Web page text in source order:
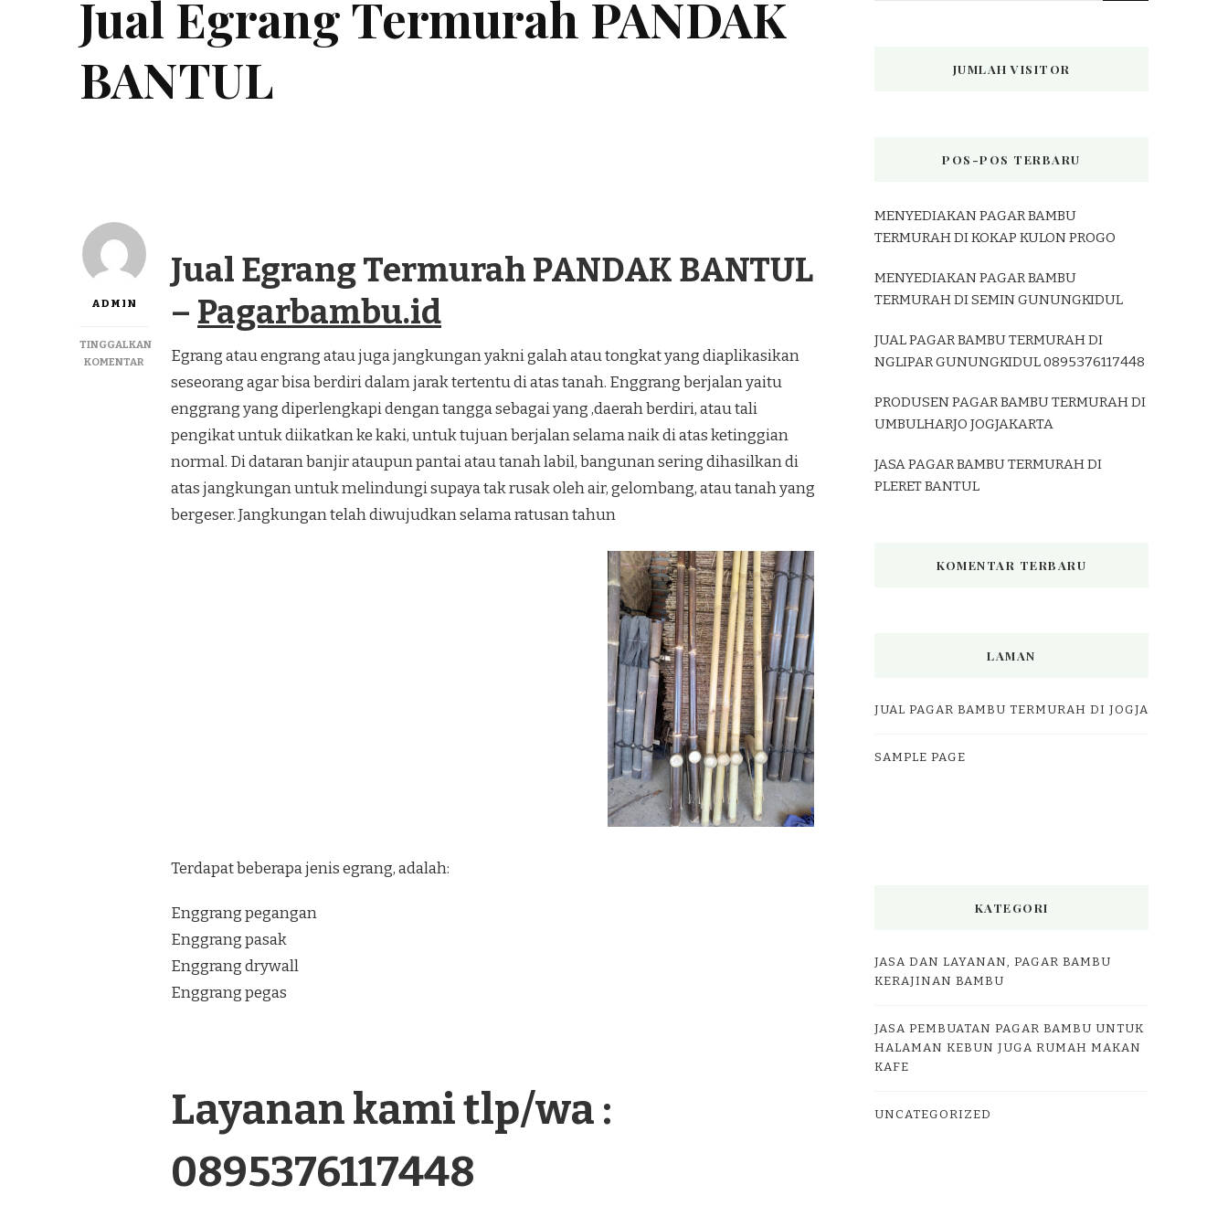
Jual Egrang Termurah PANDAK
BANTUL
ADMIN
TINGGALKAN
KOMENTARPADA
TERMURAH
PANDAK
BANTUL
Jual Egrang Termurah PANDAK BANTUL
– Pagarbambu.id
Egrang atau engrang atau juga jangkungan yakni galah atau tongkat yang diaplikasikan
seseorang agar bisa berdiri dalam jarak tertentu di atas tanah. Enggrang berjalan yaitu
enggrang yang diperlengkapi dengan tangga sebagai yang ,daerah berdiri, atau tali
pengikat untuk diikatkan ke kaki, untuk tujuan berjalan selama naik di atas ketinggian
normal. Di dataran banjir ataupun pantai atau tanah labil, bangunan sering dihasilkan di
atas jangkungan untuk melindungi supaya tak rusak oleh air, gelombang, atau tanah yang
bergeser. Jangkungan telah diwujudkan selama ratusan tahun
Terdapat beberapa jenis egrang, adalah:
Enggrang pegangan
Enggrang pasak
Enggrang drywall
Enggrang pegas
Layanan kami tlp/wa :
0895376117448
JUMLAH VISITOR
POS-POS TERBARU
MENYEDIAKAN PAGAR BAMBU
TERMURAH DI KOKAP KULON PROGO
MENYEDIAKAN PAGAR BAMBU
TERMURAH DI SEMIN GUNUNGKIDUL
JUAL PAGAR BAMBU TERMURAH DI
NGLIPAR GUNUNGKIDUL 0895376117448
PRODUSEN PAGAR BAMBU TERMURAH DI
UMBULHARJO JOGJAKARTA
JASA PAGAR BAMBU TERMURAH DI
PLERET BANTUL
KOMENTAR TERBARU
LAMAN
JUAL PAGAR BAMBU TERMURAH DI JOGJA
SAMPLE PAGE
KATEGORI
JASA DAN LAYANAN, PAGAR BAMBU
KERAJINAN BAMBU
JASA PEMBUATAN PAGAR BAMBU UNTUK
HALAMAN KEBUN JUGA RUMAH MAKAN
KAFE
UNCATEGORIZED